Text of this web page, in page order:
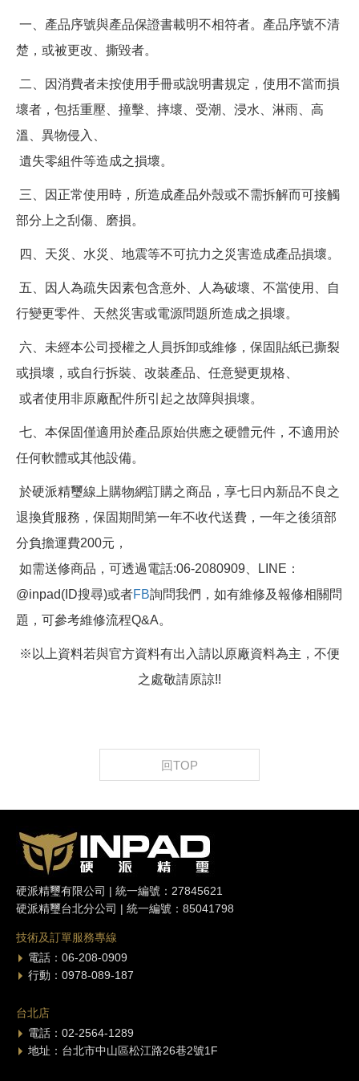
一、產品序號與產品保證書載明不相符者。產品序號不清
楚，或被更改、撕毀者。
二、因消費者未按使用手冊或說明書規定，使用不當而損
壞者，包括重壓、撞擊、摔壞、受潮、浸水、淋雨、高
溫、異物侵入、
遺失零組件等造成之損壞。
三、因正常使用時，所造成產品外殼或不需拆解而可接觸
部分上之刮傷、磨損。
四、天災、水災、地震等不可抗力之災害造成產品損壞。
五、因人為疏失因素包含意外、人為破壞、不當使用、自
行變更零件、天然災害或電源問題所造成之損壞。
六、未經本公司授權之人員拆卸或維修，保固貼紙已撕裂
或損壞，或自行拆裝、改裝產品、任意變更規格、
或者使用非原廠配件所引起之故障與損壞。
七、本保固僅適用於產品原始供應之硬體元件，不適用於
任何軟體或其他設備。
於硬派精璽線上購物網訂購之商品，享七日內新品不良之
退換貨服務，保固期間第一年不收代送費，一年之後須部
分負擔運費200元，
如需送修商品，可透過電話:06-2080909、LINE：
@inpad(ID搜尋)或者FB詢問我們，如有維修及報修相關問
題，可參考維修流程Q&A。
※以上資料若與官方資料有出入請以原廠資料為主，不便
之處敬請原諒!!
回TOP
硬派精璽有限公司 | 統一編號：27845621
硬派精璽台北分公司 | 統一編號：85041798
技術及訂單服務專線
電話：06-208-0909
行動：0978-089-187
台北店
電話：02-2564-1289
地址：台北市中山區松江路26巷2號1F